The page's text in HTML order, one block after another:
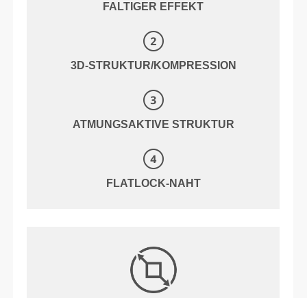
FALTIGER EFFEKT
3D-STRUKTUR/KOMPRESSION
ATMUNGSAKTIVE STRUKTUR
FLATLOCK-NAHT